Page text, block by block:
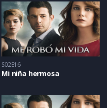
S02E16
Mi niña hermosa